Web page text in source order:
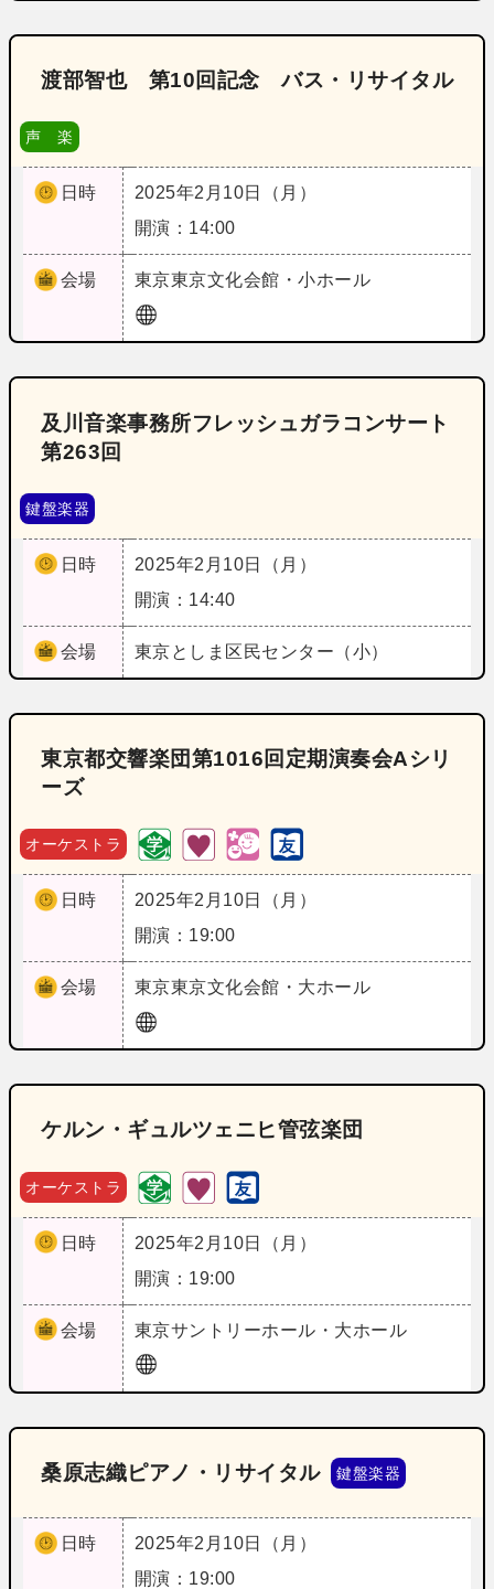
渡部智也 第10回記念 バス・リサイタル
声 楽
日時
2025年2月10日（月）
開演：14:00
会場 東京東京文化会館・小ホール
及川音楽事務所フレッシュガラコンサート
第263回
鍵盤楽器
日時
2025年2月10日（月）
開演：14:40
会場 東京としま区民センター（小）
東京都交響楽団第1016回定期演奏会Aシリ
ーズ
オーケストラ
日時
2025年2月10日（月）
開演：19:00
会場 東京東京文化会館・大ホール
ケルン・ギュルツェニヒ管弦楽団
オーケストラ
日時
2025年2月10日（月）
開演：19:00
会場 東京サントリーホール・大ホール
桑原志織ピアノ・リサイタル 鍵盤楽器
日時
2025年2月10日（月）
開演：19:00